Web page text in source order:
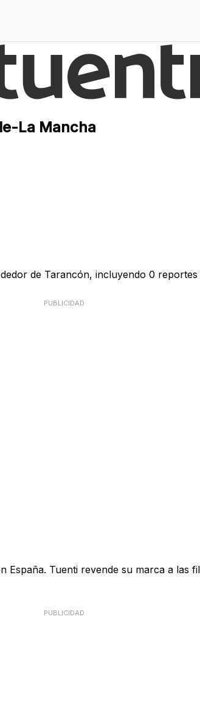
La Mancha
de Tarancón, incluyendo 0 reportes
PUBLICIDAD
Tuenti revende su marca a las
PUBLICIDAD